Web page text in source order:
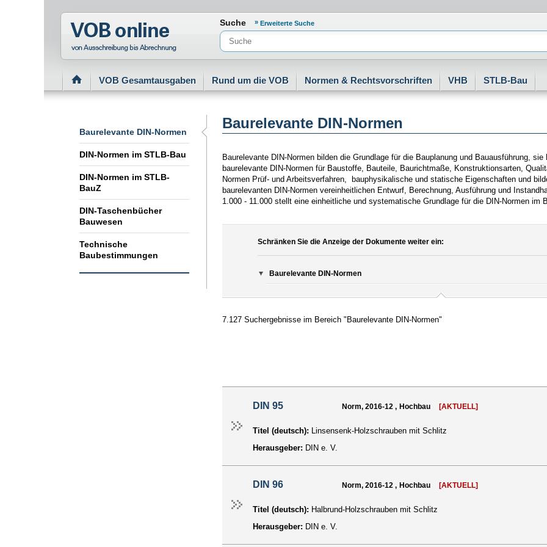
Normenportal Barrierefreiheit
Suche Erweiterte Suche
VOB Gesamtausgaben Rund um die VOB Normen & Rechtsvorschriften VHB STLB-Bau
Baurelevante DIN-Normen
DIN-Normen im STLB-Bau
DIN-Normen im STLB-
BauZ
DIN-Taschenbücher
Bauwesen
Technische
Baubestimmungen
Baurelevante DIN-Normen
Baurelevante DIN-Normen bilden die Grundlage für die Bauplanung und Bauausführung,
baurelevante DIN-Normen für Baustoffe, Bauteile, Baurichtmaße, Konstruktionsarten,
Normen Prüf- und Arbeitsverfahren, bauphysikalische und statische Eigenschaften und
baurelevanten DIN-Normen vereinheitlichen Entwurf, Berechnung, Ausführung und
1.000 - 11.000 stellt eine einheitliche und systematische Grundlage für die DIN-Normen im
Schränken Sie die Anzeige der Dokumente weiter ein:
Baurelevante DIN-Normen
7.127 Suchergebnisse im Bereich "Baurelevante DIN-Normen"
DIN 95 Norm, 2016-12 , Hochbau [AKTUELL]
Titel (deutsch): Linsensenk-Holzschrauben mit Schlitz
Herausgeber: DIN e. V.
DIN 96 Norm, 2016-12 , Hochbau [AKTUELL]
Titel (deutsch): Halbrund-Holzschrauben mit Schlitz
Herausgeber: DIN e. V.